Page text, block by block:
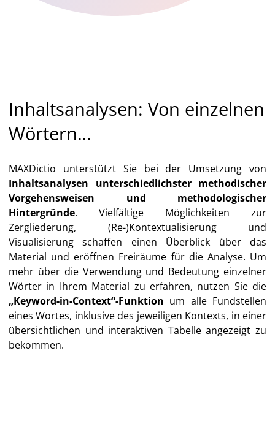
Inhaltsanalysen: Von einzelnen
Wörtern…
MAXDictio unterstützt Sie bei der Umsetzung von
Inhaltsanalysen unterschiedlichster methodischer
Vorgehensweisen und methodologischer
Hintergründe. Vielfältige Möglichkeiten zur
Zergliederung, (Re-)Kontextualisierung und
Visualisierung schaffen einen Überblick über das
Material und eröffnen Freiräume für die Analyse. Um
mehr über die Verwendung und Bedeutung einzelner
Wörter in Ihrem Material zu erfahren, nutzen Sie die
„Keyword-in-Context“-Funktion um alle Fundstellen
eines Wortes, inklusive des jeweiligen Kontexts, in einer
übersichtlichen und interaktiven Tabelle angezeigt zu
bekommen.